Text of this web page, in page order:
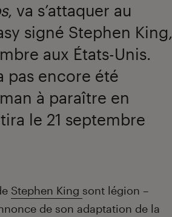
, va s’attaquer au
signé Stephen King,
aux États-Unis.
pas encore été
à paraître en
le 21 septembre
Stephen King sont légion –
de son adaptation de la